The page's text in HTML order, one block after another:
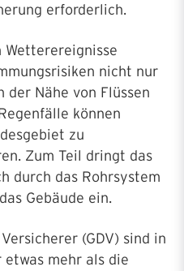
erforderlich.
Wetterereignisse
nicht nur
Nähe von Flüssen
können
zu
Zum Teil dringt das
durch das Rohrsystem
Gebäude ein.
(GDV) sind in
etwas mehr als die